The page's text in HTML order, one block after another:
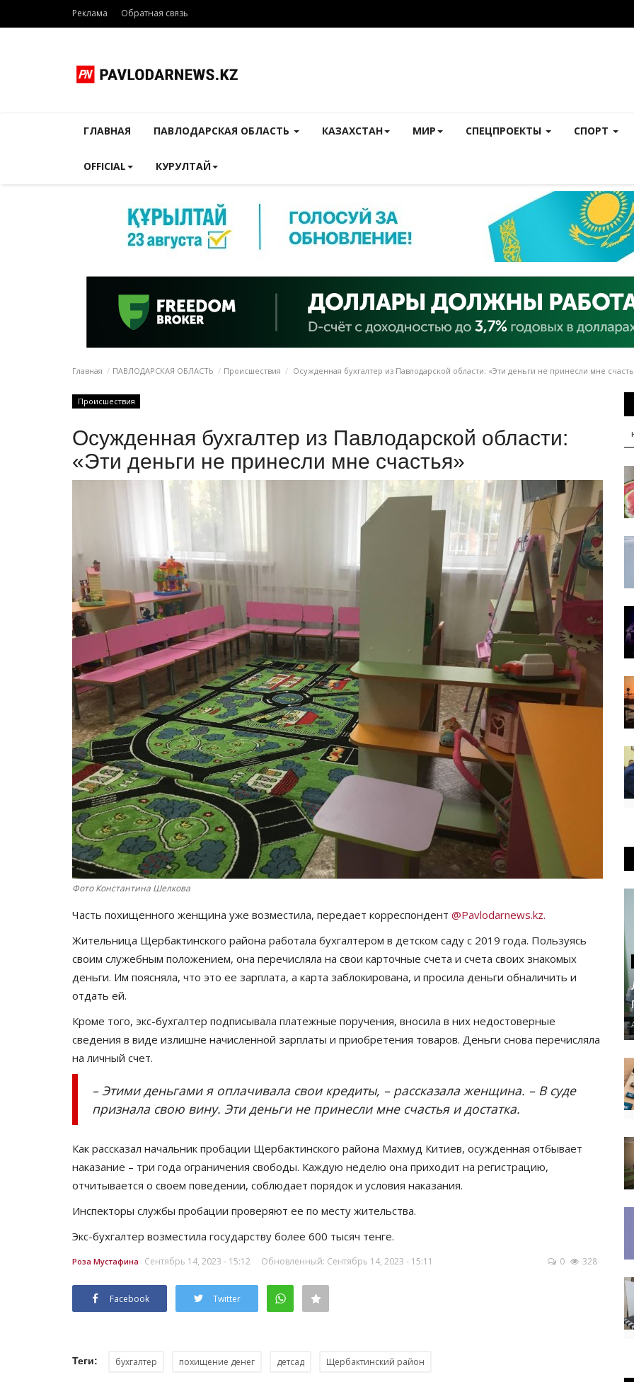
Реклама Обратная связь
ГЛАВНАЯ ПАВЛОДАРСКАЯ ОБЛАСТЬ КАЗАХСТАН МИР СПЕЦПРОЕКТЫ СПОРТ
OFFICIAL КУРУЛТАЙ
Главная ПАВЛОДАРСКАЯ ОБЛАСТЬ Происшествия Осужденная бухгалтер из Павлодарской области: «Эти деньги не принесли мне
Происшествия
Осужденная бухгалтер из Павлодарской области:
«Эти деньги не принесли мне счастья»
Фото Константина Шелкова
Часть похищенного женщина уже возместила, передает корреспондент @Pavlodarnews.kz.
Жительница Щербактинского района работала бухгалтером в детском саду с 2019 года. Пользуясь
своим служебным положением, она перечисляла на свои карточные счета и счета своих знакомых
деньги. Им поясняла, что это ее зарплата, а карта заблокирована, и просила деньги обналичить и
отдать ей.
Кроме того, экс-бухгалтер подписывала платежные поручения, вносила в них недостоверные
сведения в виде излишне начисленной зарплаты и приобретения товаров. Деньги снова перечисляла
на личный счет.
– Этими деньгами я оплачивала свои кредиты, – рассказала женщина. – В суде
признала свою вину. Эти деньги не принесли мне счастья и достатка.
Как рассказал начальник пробации Щербактинского района Махмуд Китиев, осужденная отбывает
наказание – три года ограничения свободы. Каждую неделю она приходит на регистрацию,
отчитывается о своем поведении, соблюдает порядок и условия наказания.
Инспекторы службы пробации проверяют ее по месту жительства.
Экс-бухгалтер возместила государству более 600 тысяч тенге.
Роза Мустафина Сентябрь 14, 2023 - 15:12 Обновленный: Сентябрь 14, 2023 - 15:11 0 328
Facebook Twitter
Теги: бухгалтер похищение денег детсад Щербактинский район